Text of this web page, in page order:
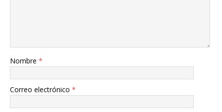
Nombre *
Correo electrónico *